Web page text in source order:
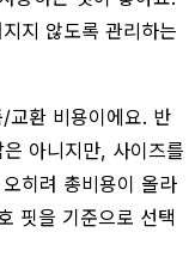
지 않도록 관리하는
교환 비용이에요. 반
아니지만, 사이즈를
히려 총비용이 올라
핏을 기준으로 선택